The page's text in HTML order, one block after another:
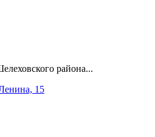
района...
15